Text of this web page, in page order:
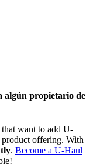
algún propietario de
want to add U-
offering. With
. Become a U-Haul